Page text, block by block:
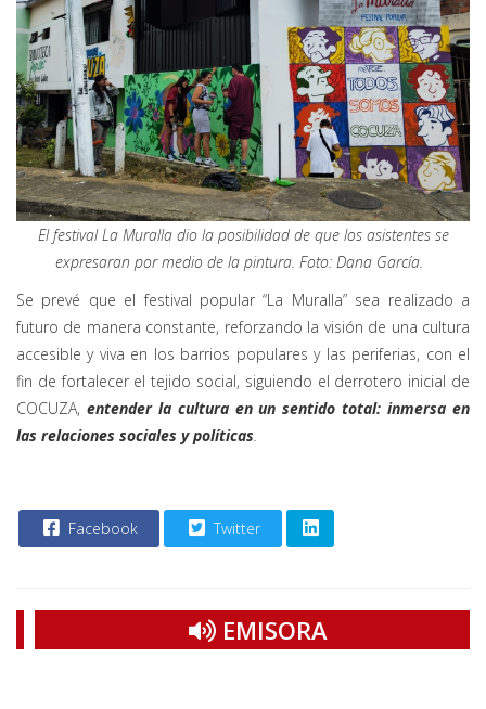
El festival La Muralla dio la posibilidad de que los asistentes se
expresaran por medio de la pintura. Foto: Dana García.
Se prevé que el festival popular “La Muralla” sea realizado a
futuro de manera constante, reforzando la visión de una cultura
accesible y viva en los barrios populares y las periferias, con el
fin de fortalecer el tejido social, siguiendo el derrotero inicial de
COCUZA, entender la cultura en un sentido total: inmersa en
las relaciones sociales y políticas.
Facebook Twitter
EMISORA